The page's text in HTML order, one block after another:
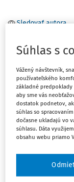
Sledovať autora
Filter
Počet vyhľadaných
Zoradiť podľa:
Najnovšie
Trnavské
Súhlas s
Vážený návštevník,
používateľského
základné
aby sme vás
dostatok podnetov,
súhlas so
dočasne ukladajú vo
súhlasu. Dáta
obsahu webu priamo